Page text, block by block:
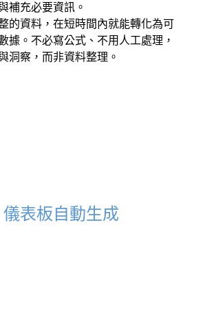
賦能讓資
更輕鬆
補充必要資訊。
的資料，在短時間內就能轉化為可
據。不必寫公式、不用人工處理，
洞察，而非資料整理。
表板自動生成